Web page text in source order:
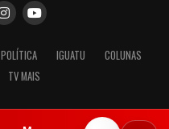
POLÍTICA IGUATU
COLUNAS
TV MAIS